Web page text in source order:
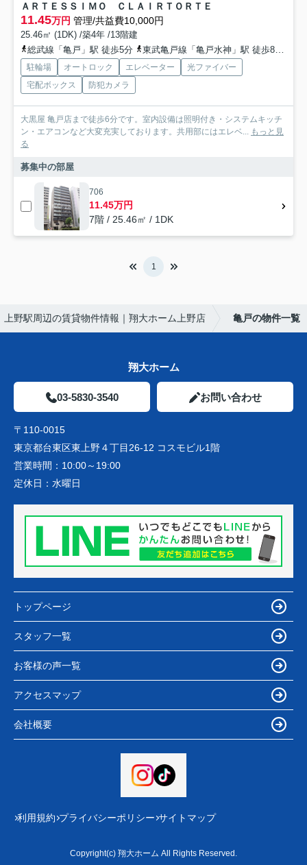
ＡＲＴＥＳＳＩＭＯ ＣＬＡＩＲＴＯＲＴＥ
11.45万円 管理/共益費10,000円
25.46㎡ (1DK) /築4年 /13階建
総武線「亀戸」駅 徒歩5分
東武亀戸線「亀戸水神」駅 徒歩8分
駐輪場 オートロック エレベーター
光ファイバー
宅配ボックス
防犯カメラ
大黒屋 亀戸店まで徒歩6分です。室内設備は照明付き・システムキッチ
ン・エアコンなど大変充実しております。共用部にはエレベ... もっと見
る
募集中の部屋
706
11.45万円
7階 / 25.46㎡ / 1DK
1
野駅周辺の賃貸物件情報｜翔大ホーム上野店 亀戸の物件一覧
翔大ホーム
03-5830-3540 お問い合わせ
〒110-0015
東京都台東区東上野４丁目26-12 コスモビル1階
営業時間： 10:00～19:00
定休日： 水曜日
トップページ
スタッフ一覧
お客様の声一覧
アクセスマップ
会社概要
利用規約 プライバシーポリシー サイトマップ
Copyright(c) 翔大ホーム All Rights Reserved.